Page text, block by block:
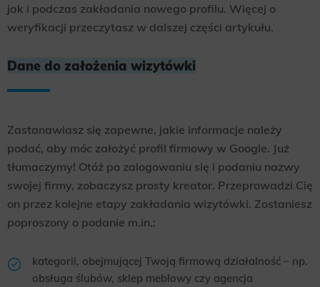
jak i podczas zakładania nowego profilu. Więcej o
weryfikacji przeczytasz w dalszej części artykułu.
Dane do założenia wizytówki
Zastanawiasz się zapewne, jakie informacje należy
podać, aby móc założyć profil firmowy w Google. Już
tłumaczymy! Otóż po zalogowaniu się i podaniu nazwy
swojej firmy, zobaczysz prosty kreator. Przeprowadzi Cię
on przez kolejne etapy zakładania wizytówki. Zostaniesz
poproszony o podanie m.in.:
kategorii, obejmującej Twoją firmową działalność – np.
obsługa ślubów, sklep meblowy czy agencja